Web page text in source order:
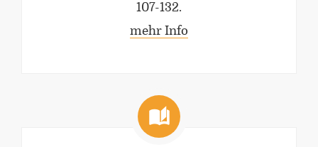
„Border Studies. Cultures, Spaces,
Universität Flensburg, Viadrina
Universität Frankfurt (Oder),
Universität Lothringen, Universität
107-132.
mehr Info